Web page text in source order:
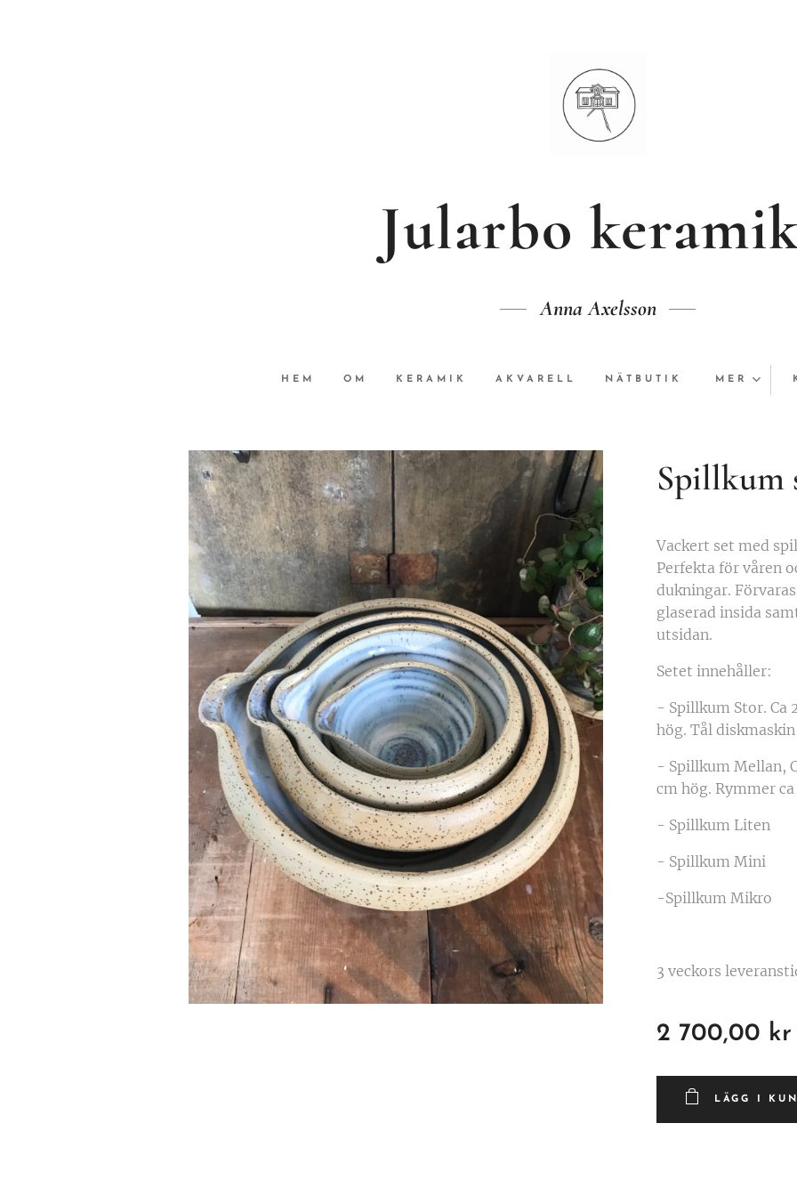
Jularbo
Anna Axelsson
HEM OM KERAMIK AKVARELL NÄTBUTIK MER
Spillkum
Vackert set med
Perfekta för våren
dukningar.
glaserad insida
utsidan.
Setet innehåller:
- Spillkum Stor. Ca
hög. Tål
- Spillkum Mellan,
cm hög. Rymmer ca
- Spillkum Liten
- Spillkum Mini
-Spillkum Mikro
3 veckors
2 700,00 kr
LÄGG I